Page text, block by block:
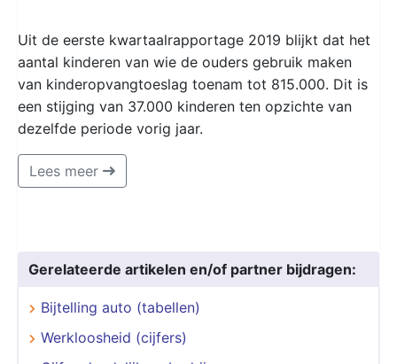
Uit de eerste kwartaalrapportage 2019 blijkt dat het
aantal kinderen van wie de ouders gebruik maken
van kinderopvangtoeslag toenam tot 815.000. Dit is
een stijging van 37.000 kinderen ten opzichte van
dezelfde periode vorig jaar.
Lees meer
Gerelateerde artikelen en/of partner bijdragen:
Bijtelling auto (tabellen)
Werkloosheid (cijfers)